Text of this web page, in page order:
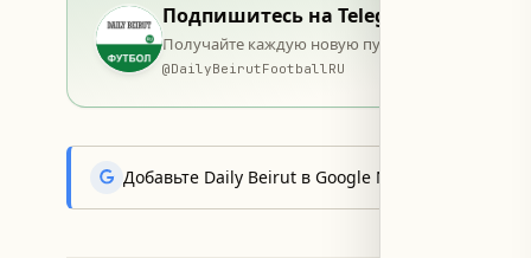
Подпишитесь на Telegram
Получайте каждую новую публикацию в момент
@DailyBeirutFootballRU
Добавьте Daily Beirut в Google News, чтобы